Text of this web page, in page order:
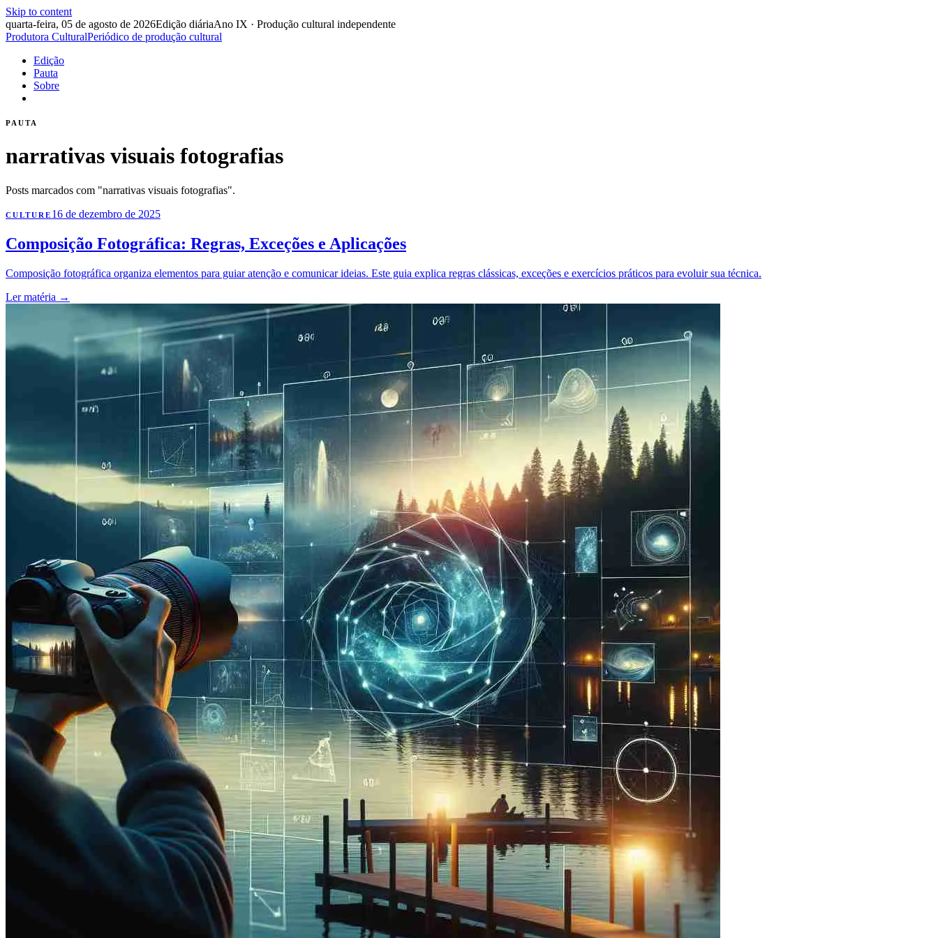
Skip to content
quarta-feira, 05 de agosto de 2026Edição diáriaAno IX · Produção cultural independente
Produtora CulturalPeriódico de produção cultural
Edição
Pauta
Sobre
PAUTA
narrativas visuais fotografias
Posts marcados com "narrativas visuais fotografias".
CULTURE 16 de dezembro de 2025
Composição Fotográfica: Regras, Exceções e Aplicações
Composição fotográfica organiza elementos para guiar atenção e comunicar ideias. Este guia explica regras clássicas, exceções e exercícios práticos para evoluir sua técnica.
Ler matéria →